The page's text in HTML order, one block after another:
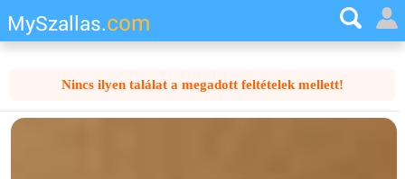
MySzallas.com
Nincs ilyen találat a megadott feltételek mellett!